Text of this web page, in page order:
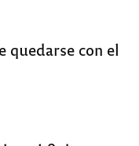
quedarse con el